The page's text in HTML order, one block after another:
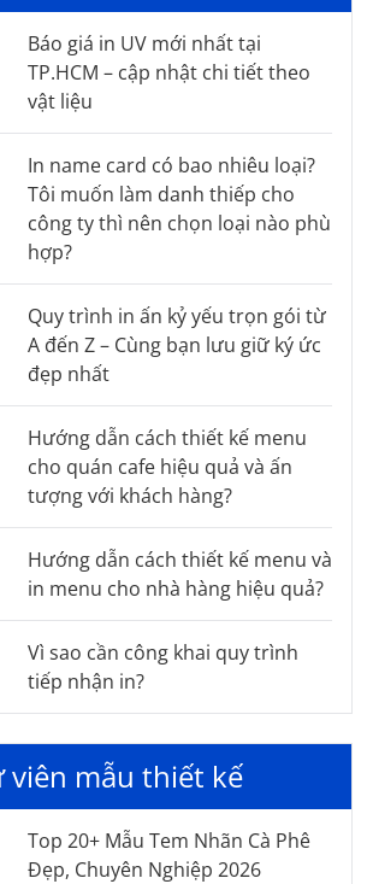
Báo giá in UV mới nhất tại
TP.HCM – cập nhật chi tiết theo
vật liệu
In name card có bao nhiêu loại?
Tôi muốn làm danh thiếp cho
công ty thì nên chọn loại nào phù
hợp?
Quy trình in ấn kỷ yếu trọn gói từ
A đến Z – Cùng bạn lưu giữ ký ức
đẹp nhất
Hướng dẫn cách thiết kế menu
cho quán cafe hiệu quả và ấn
tượng với khách hàng?
Hướng dẫn cách thiết kế menu và
in menu cho nhà hàng hiệu quả?
Vì sao cần công khai quy trình
tiếp nhận in?
viên mẫu thiết kế
Top 20+ Mẫu Tem Nhãn Cà Phê
Đẹp, Chuyên Nghiệp 2026